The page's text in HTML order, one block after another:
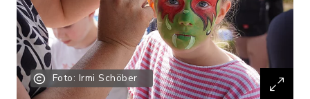
Foto: Irmi Schöber